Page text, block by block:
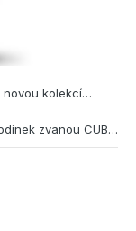
novou kolekcí…
potvrzeny- Patek přichází z novou kolekcí hodinek zvanou CUBITUS- jak název napovídá jde o “hranaté” hodinky…45 mm, krásně nízké 8.3 mm.. Názory se různí, převládají negativní, ale za sebe mohu říct, že se mi to vlastně dost líbí, potřeba vymanit se ze stereotypu Nautilus/aquanat je jasná, podobně jako AP z Royal Oak a jejich code 11:59, které se za 5 let dostali na plnohodnotnou kolekci AP.. al